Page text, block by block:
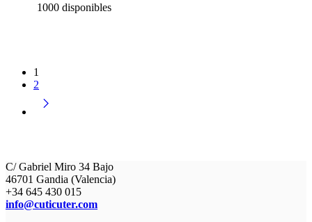
1000 disponibles
1
2
C/ Gabriel Miro 34 Bajo
46701 Gandia (Valencia)
+34 645 430 015
info@cuticuter.com